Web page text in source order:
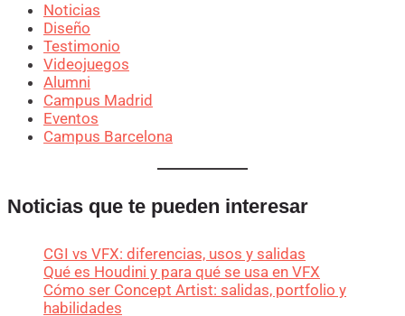
Noticias
Diseño
Testimonio
Videojuegos
Alumni
Campus Madrid
Eventos
Campus Barcelona
Noticias que te pueden interesar
CGI vs VFX: diferencias, usos y salidas
Qué es Houdini y para qué se usa en VFX
Cómo ser Concept Artist: salidas, portfolio y
habilidades